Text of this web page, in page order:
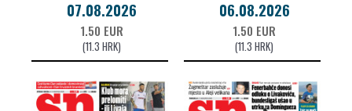
07.08.2026
1.50 EUR
(11.3 HRK)
06.08.2026
1.50 EUR
(11.3 HRK)